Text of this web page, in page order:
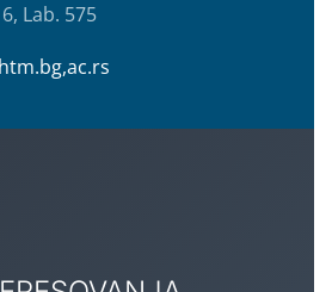
Lab. 575